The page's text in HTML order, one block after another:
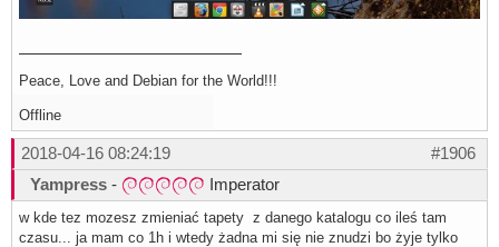
Peace, Love and Debian for the World!!!
Offline
#1906
2018-04-16 08:24:19
Yampress - Imperator
w kde tez mozesz zmieniać tapety z danego katalogu co ileś tam
czasu... ja mam co 1h i wtedy żadna mi się nie znudzi bo żyje tylko